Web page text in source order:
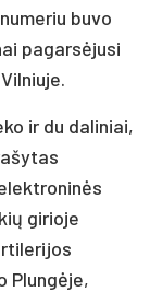
buvo
pagarsėjusi
ir du daliniai,
girioje
Plungėje,